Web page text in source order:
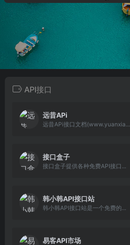
API接口
远昔APi
远昔APi接口文档(www.yuanxia...
接口盒子
接口盒子提供各种免费API接口...
韩小韩API接口站
韩小韩API接口站是一个免费的...
易客API市场